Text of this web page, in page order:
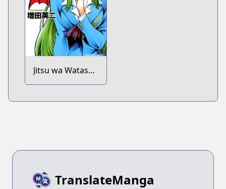
Jitsu wa Watashi
wa
TranslateManga